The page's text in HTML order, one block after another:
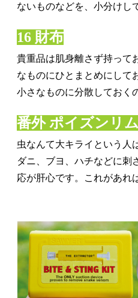
ないものなどを、小分けし
16 財布
貴重品は肌身離さず持って
なものにひとまとめにして
小さなものに分散しておく
番外 ポイズンリ
虫なんて大キライという人
ダニ、ブヨ、ハチなどに刺
応が肝心です。これがあれ